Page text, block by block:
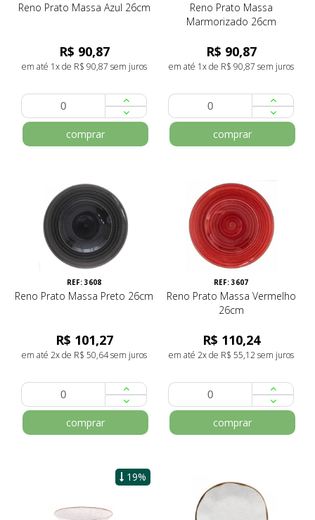
Reno Prato Massa Azul 26cm
R$ 90,87
em até 1x de R$ 90,87 sem juros
comprar
Reno Prato Massa
Marmorizado 26cm
R$ 90,87
em até 1x de R$ 90,87 sem juros
comprar
REF: 3608
Reno Prato Massa Preto 26cm
R$ 101,27
em até 2x de R$ 50,64 sem juros
comprar
REF: 3607
Reno Prato Massa Vermelho
26cm
R$ 110,24
em até 2x de R$ 55,12 sem juros
comprar
19%